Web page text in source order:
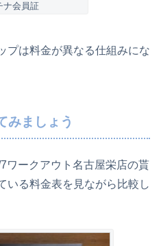
ナ会員証
プは料金が異なる仕組みにな
みましょう
ワークアウト名古屋栄店の貰
いる料金表を見ながら比較し